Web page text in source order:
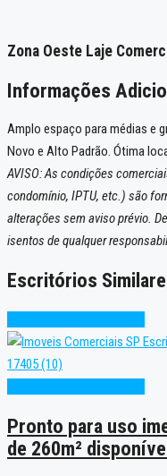
Zona Oeste Laje
Informações
Amplo espaço para médias e
Novo e Alto Padrão. Ótima
AVISO: As condições
condomínio, IPTU, etc.) são
alterações sem aviso prévio.
isentos de qualquer
Escritórios
Pronto para uso
de 260m²